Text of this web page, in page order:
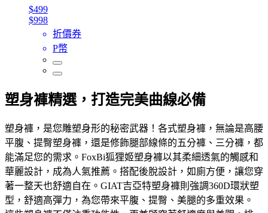
$499
$998
折價券
P幣
塑身褲精選，打造完美曲線必備
塑身褲，是您雕塑身形的秘密武器！各式塑身褲，無論是高腰
平腹、提臀塑身褲，還是修飾腿部線條的五分褲、三分褲，都
能滿足您的需求。FoxBi狐狸姬塑身褲以其柔細透氣的觸感和
華麗設計，成為人氣推薦。搭配後脫設計，如廁方便，讓您穿
著一整天也舒適自在。GIAT吉亞特塑身褲則強調360D環狀塑
型，舒適高彈力，為您帶來平腹、提臀、美腿的多重效果。